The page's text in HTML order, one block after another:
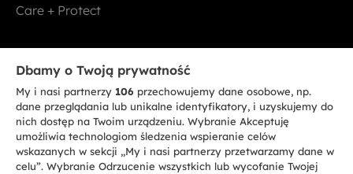
Care + Protect
Bądź w kontakcie
ZAREJESTRUJ SIĘ TERAZ
Dbamy o Twoją prywatność
My i nasi partnerzy 106 przechowujemy dane osobowe, np.
dane przeglądania lub unikalne identyfikatory, i uzyskujemy do
nich dostęp na Twoim urządzeniu. Wybranie Akceptuję
umożliwia technologiom śledzenia wspieranie celów
wskazanych w sekcji „My i nasi partnerzy przetwarzamy dane w
celu”. Wybranie Odrzucenie wszystkich lub wycofanie Twojej